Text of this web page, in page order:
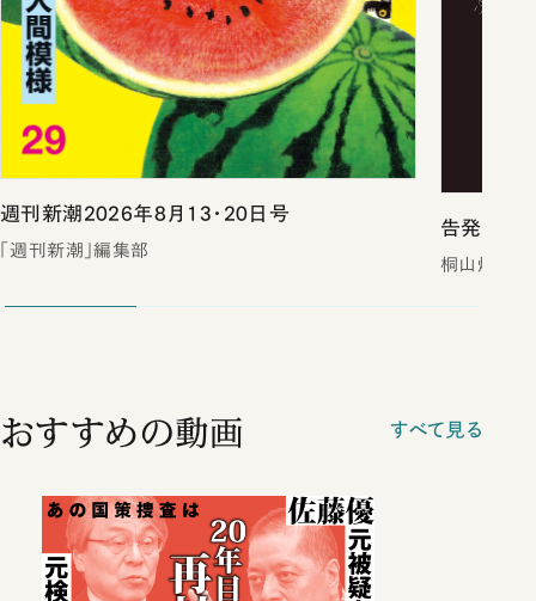
週刊新潮2026年8月13・20日号
「週刊新潮」編集部
告発 裏
桐山煌／著
おすすめの動画 すべて見る